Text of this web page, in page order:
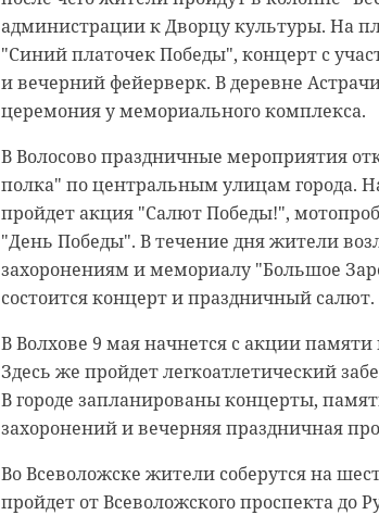
администрации к Дворцу культуры. На
"Синий платочек Победы", концерт с
и вечерний фейерверк. В деревне
церемония у мемориального комплекса.
В Волосово праздничные мероприятия
полка" по центральным улицам города.
пройдет акция "Салют Победы!",
"День Победы". В течение дня жители
захоронениям и мемориалу "Большое
состоится концерт и праздничный салют.
В Волхове 9 мая начнется с акции
Здесь же пройдет легкоатлетический
В городе запланированы концерты,
захоронений и вечерняя праздничная
Во Всеволожске жители соберутся на
пройдет от Всеволожского проспекта до
Губернатор Ленинградской области
обустроенное укрытие в школе №2 в
размещения, вентиляция, вода,
необходимого и аптечка для оказания
«Вместо отговорок про дороговизну
конкретные и доступные решения по
граждан», - написал в пятницу, 8 мая,
канале. Обустройство укрытия в школе
в пример.
работу по обустройству укрытий в
откладывать важные решения. Спрос
губернатор.